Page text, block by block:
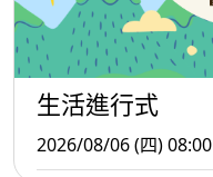
生活進行式
2026/08/06 (四) 08:00